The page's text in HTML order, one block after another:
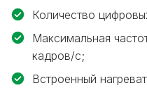
Количество
Максимальная
кадров/с;
Встроенный